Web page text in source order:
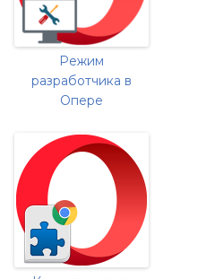
Режим
разработчика в
Опере